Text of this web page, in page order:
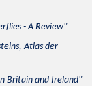
- A Review
Atlas der
Britain and Ireland